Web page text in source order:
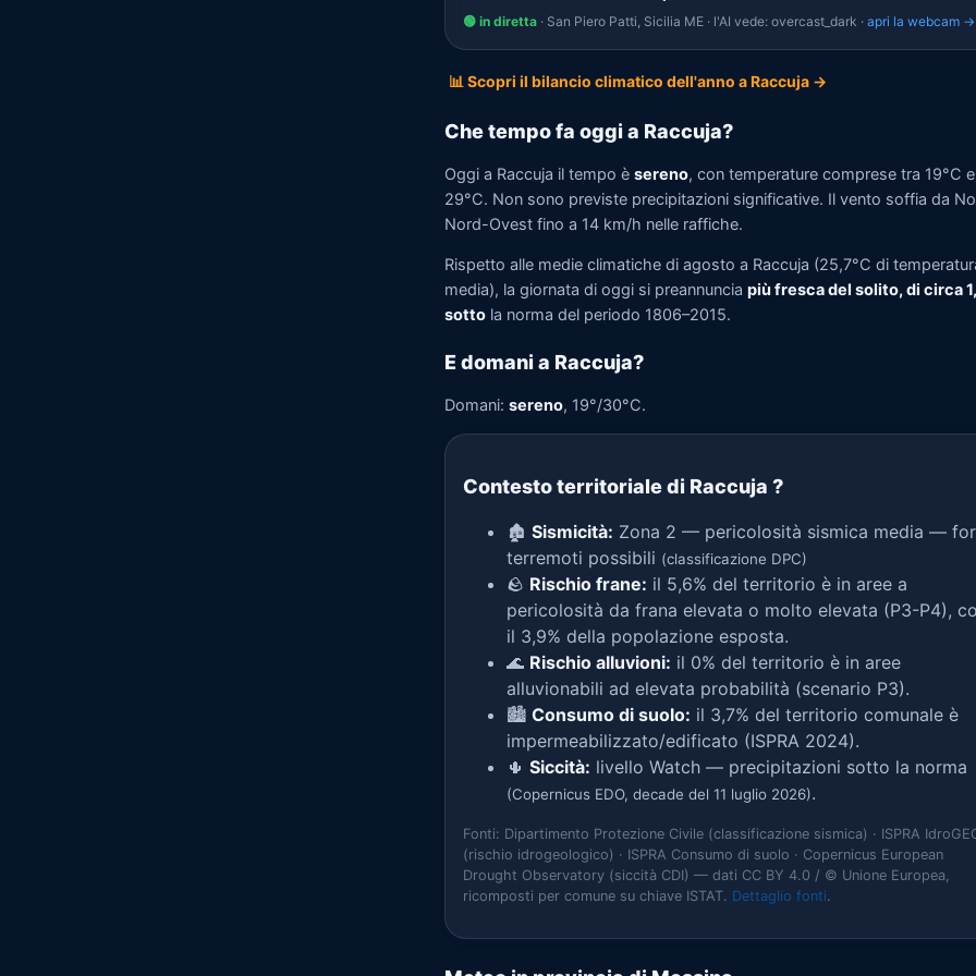
🟢 in diretta · San Piero Patti, Sicilia ME · l'AI vede: overcast_dark · apri la webcam →
📊 Scopri il bilancio climatico dell'anno a Raccuja →
Che tempo fa oggi a Raccuja?
Oggi a Raccuja il tempo è sereno, con temperature comprese tra 19°C e
29°C. Non sono previste precipitazioni significative. Il vento soffia da
Nord-Ovest fino a 14 km/h nelle raffiche.
Rispetto alle medie climatiche di agosto a Raccuja (25,7°C di
media), la giornata di oggi si preannuncia più fresca del solito, di circa
sotto la norma del periodo 1806–2015.
E domani a Raccuja?
Domani: sereno, 19°/30°C.
Contesto territoriale di Raccuja ?
🏚️ Sismicità: Zona 2 — pericolosità sismica media —
terremoti possibili (classificazione DPC)
🪨 Rischio frane: il 5,6% del territorio è in aree a
pericolosità da frana elevata o molto elevata (P3-P4),
il 3,9% della popolazione esposta.
🌊 Rischio alluvioni: il 0% del territorio è in aree
alluvionabili ad elevata probabilità (scenario P3).
🏙️ Consumo di suolo: il 3,7% del territorio comunale è
impermeabilizzato/edificato (ISPRA 2024).
🌵 Siccità: livello Watch — precipitazioni sotto la norma
(Copernicus EDO, decade del 11 luglio 2026).
Fonti: Dipartimento Protezione Civile (classificazione sismica) · ISPRA
(rischio idrogeologico) · ISPRA Consumo di suolo · Copernicus European
Drought Observatory (siccità CDI) — dati CC BY 4.0 / © Unione Europea,
ricomposti per comune su chiave ISTAT. Dettaglio fonti.